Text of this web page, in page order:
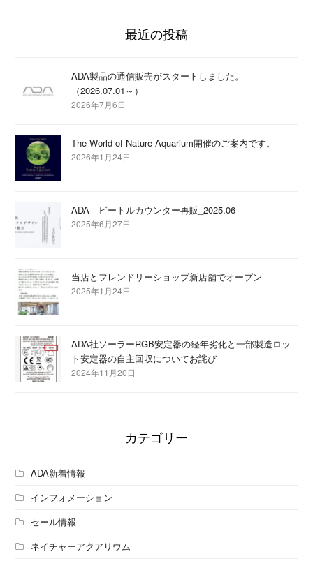
最近の投稿
ADA製品の通信販売がスタートしました。
（2026.07.01～）
2026年7月6日
The World of Nature Aquarium開催のご案内です。
2026年1月24日
ADA ビートルカウンター再販_2025.06
2025年6月27日
当店とフレンドリーショップ新店舗でオープン
2025年1月24日
ADA社ソーラーRGB安定器の経年劣化と一部製造ロッ
ト安定器の自主回収についてお詫び
2024年11月20日
カテゴリー
ADA新着情報
インフォメーション
セール情報
ネイチャーアクアリウム